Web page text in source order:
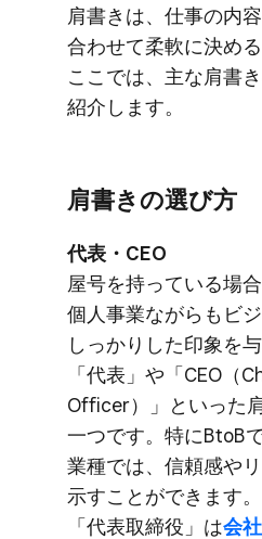
肩​書きは、​仕事の​内
合わせて​柔軟に​決め
ここでは、​主な​肩書
紹介します。
肩​書きの​選び方
代表・CEO
屋号を​持っている​場合
個人事業ながらも​ビ
しっかりした​印象を​
「代表」や​「CEO​（
Officer）」と​いった​
一つです。​特に​BtoB
業種では、​信頼感や
示すことができます。​
「代表取締役」は会